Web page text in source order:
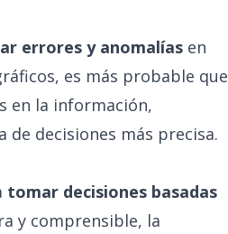
errores y anomalías en
es más probable que
en la información,
decisiones más precisa.
tomar decisiones basadas
y comprensible, la